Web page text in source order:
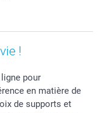
!
pour
en matière de
de supports et